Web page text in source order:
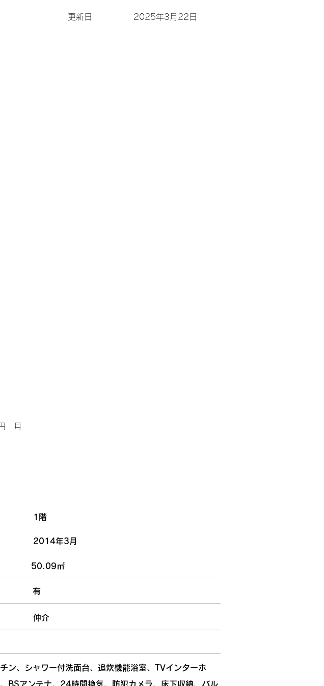
更新日 2025年3月22日
月
1階
2014年3月
50.09㎡
有
仲介
ン、シャワー付洗面台、追炊機能浴室、TVインターホ
BSアンテナ、24時間換気、防犯カメラ、床下収納、バル